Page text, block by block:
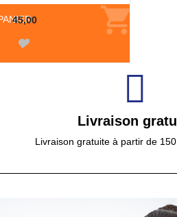
45,00
Livraison
Livraison gratuite à partir de